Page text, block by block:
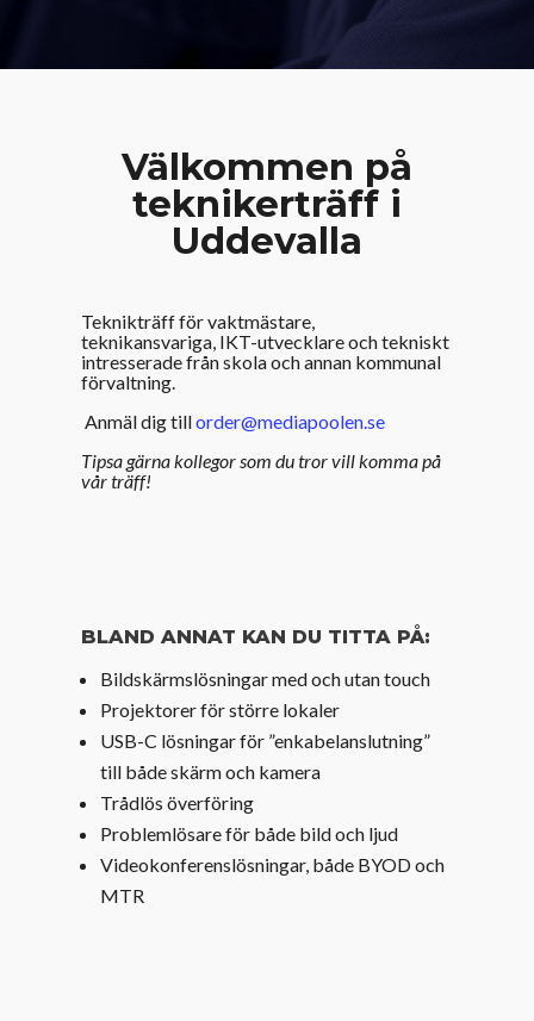
Välkommen på
teknikerträff i
Uddevalla
Teknikträff för vaktmästare,
teknikansvariga, IKT-utvecklare och tekniskt
intresserade från skola och annan kommunal
förvaltning.
Anmäl dig tillorder@mediapoolen.se
Tipsa gärna kollegor som du tror vill komma på
vår träff!
BLAND ANNAT KAN DU TITTA PÅ:
Bildskärmslösningar med och utan touch
Projektorer för större lokaler
USB-C lösningar för ”enkabelanslutning”
till både skärm och kamera
Trådlös överföring
Problemlösare för både bild och ljud
Videokonferenslösningar, både BYOD och
MTR